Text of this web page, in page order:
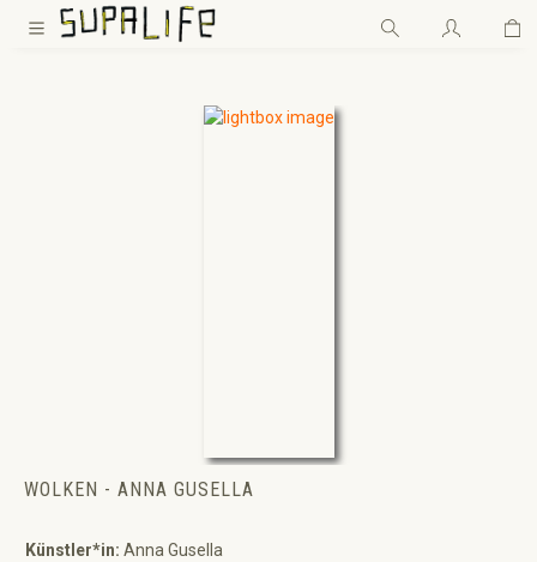
Zum Hauptinhalt springen
WOLKEN - ANNA GUSELLA
Künstler*in: Anna Gusella